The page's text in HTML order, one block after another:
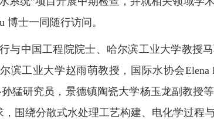
博士一同随行访问。
与中国工程院院士、哈尔滨工业大学教授
滨工业大学赵雨萌教授，国际水协会Elena
猛研究员，景德镇陶瓷大学杨玉龙副教授
围绕分散式水处理工艺构建、电化学过程